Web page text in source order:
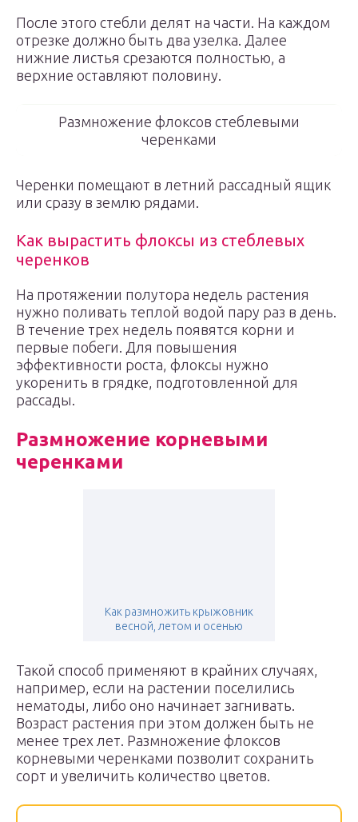
После этого стебли делят на части. На каждом
отрезке должно быть два узелка. Далее
нижние листья срезаются полностью, а
верхние оставляют половину.
Размножение флоксов стеблевыми
черенками
Черенки помещают в летний рассадный ящик
или сразу в землю рядами.
Как вырастить флоксы из стеблевых
черенков
На протяжении полутора недель растения
нужно поливать теплой водой пару раз в день.
В течение трех недель появятся корни и
первые побеги. Для повышения
эффективности роста, флоксы нужно
укоренить в грядке, подготовленной для
рассады.
Размножение корневыми
черенками
Как размножить крыжовник
весной, летом и осенью
Такой способ применяют в крайних случаях,
например, если на растении поселились
нематоды, либо оно начинает загнивать.
Возраст растения при этом должен быть не
менее трех лет. Размножение флоксов
корневыми черенками позволит сохранить
сорт и увеличить количество цветов.